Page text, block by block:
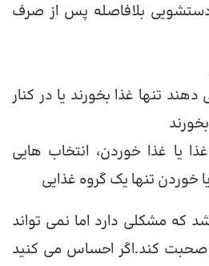
بلافاصله پس از صرف
دهند تنها غذا بخورند یا در کنار
یا غذا خوردن، انتخاب هایی
خوردن تنها یک گروه غذایی
که مشکلی دارد اما نمی تواند
کند.اگر احساس می کنید